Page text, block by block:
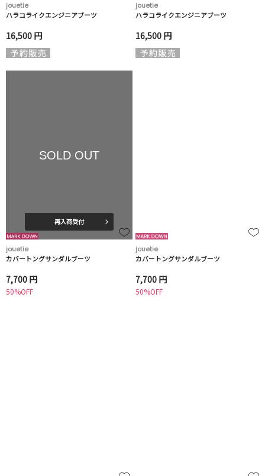
jouetie
ハラコライクエンジニアブーツ
16,500 円
jouetie
ハラコライクエンジニアブーツ
16,500 円
SOLD OUT
再入荷受付
jouetie
カバートングサンダルブーツ
7,700 円
50%OFF
jouetie
カバートングサンダルブーツ
7,700 円
50%OFF